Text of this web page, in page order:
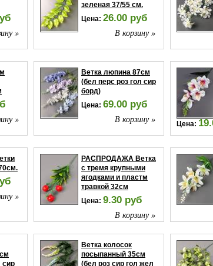
»
зеленая 37/55 см.
Цена: 26.00 руб
В корзину »
»
Ветка люпина 87см
(бел перс роз гол сир
борд)
Цена: 69.00 руб
В корзину »
Цена:
»
РАСПРОДАЖА Ветка
с тремя крупными
ягодками и пластм
травкой 32см
Цена: 9.30 руб
В корзину »
сир
Ветка колосок
посыпанный 35см
(бел роз сир гол жел